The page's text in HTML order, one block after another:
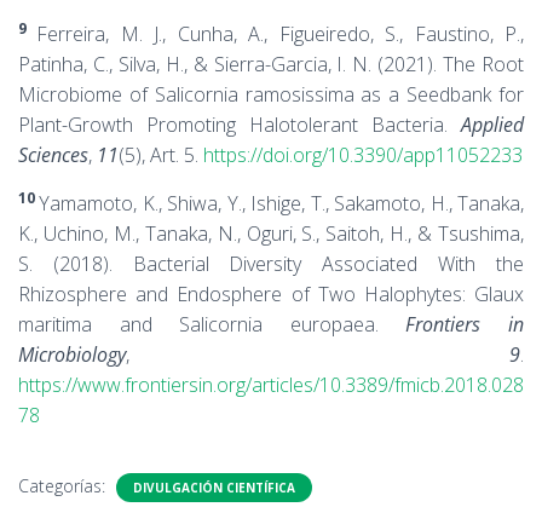
9 Ferreira, M. J., Cunha, A., Figueiredo, S., Faustino, P.,
Patinha, C., Silva, H., & Sierra-Garcia, I. N. (2021). The Root
Microbiome of Salicornia ramosissima as a Seedbank for
Plant-Growth Promoting Halotolerant Bacteria.Applied
Sciences, 11(5), Art. 5. https://doi.org/10.3390/app11052233
10Yamamoto, K., Shiwa, Y., Ishige, T., Sakamoto, H., Tanaka,
K., Uchino, M., Tanaka, N., Oguri, S., Saitoh, H., & Tsushima,
S. (2018). Bacterial Diversity Associated With the
Rhizosphere and Endosphere of Two Halophytes: Glaux
maritima and Salicornia europaea.Frontiers in
Microbiology, 9.
https://www.frontiersin.org/articles/10.3389/fmicb.2018.028
78
Categorías: DIVULGACIÓN CIENTÍFICA